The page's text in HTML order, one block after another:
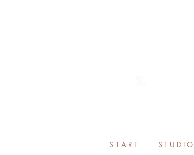
S T A R T S T U D I O